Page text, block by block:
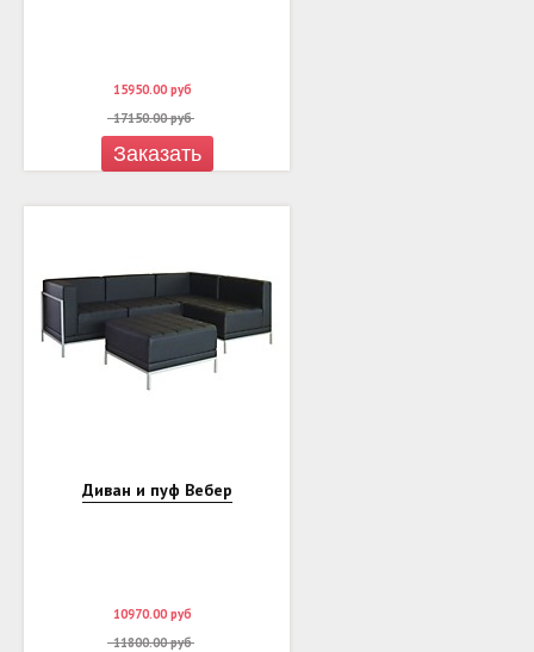
15950.00 руб
17150.00 руб
Заказать
Диван и пуф Вебер
10970.00 руб
11800.00 руб